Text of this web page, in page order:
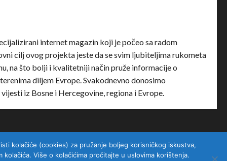
internet magazin koji je počeo sa radom
cilj ovog projekta jeste da se svim ljubiteljima rukometa
na što bolji i kvalitetniji način pruže informacije o
diljem Evrope. Svakodnevno donosimo
iz Bosne i Hercegovine, regiona i Evrope.
kolačiće (cookies) za pružanje boljeg korisničkog iskustva,
Više o kolačićima pročitajte u uslovima korištenja.